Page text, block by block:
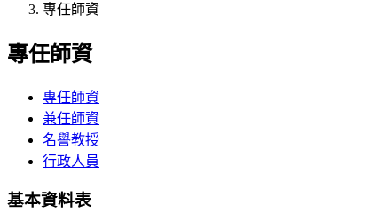
專任師資
專任師資
專任師資
兼任師資
名譽教授
行政人員
基本資料表